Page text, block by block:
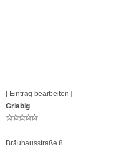
[ Eintrag bearbeiten ]
Griabig
Bräuhausstraße 8